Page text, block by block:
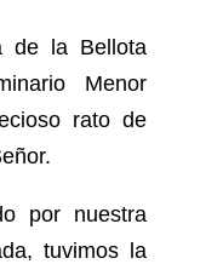
de la Bellota
Menor
rato de
por nuestra
tuvimos la